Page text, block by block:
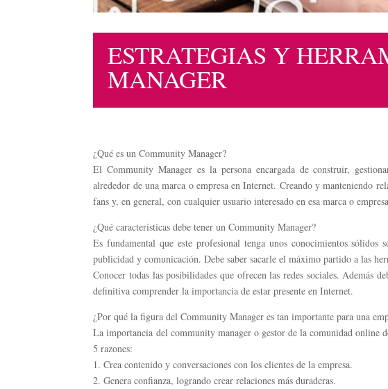
ESTRATEGIAS Y
MANAGER
¿Qué es un Community Manager?
El Community Manager es la persona encargada de construir,
alrededor de una marca o empresa en Internet. Creando y manteniendo
fans y, en general, con cualquier usuario interesado en esa marca o
¿Qué características debe tener un Community Manager?
Es fundamental que este profesional tenga unos conocimientos sólidos
publicidad y comunicación. Debe saber sacarle el máximo partido a las
Conocer todas las posibilidades que ofrecen las redes sociales. Además
definitiva comprender la importancia de estar presente en Internet.
¿Por qué la figura del Community Manager es tan importante para una
La importancia del community manager o gestor de la comunidad online
5 razones:
1. Crea contenido y conversaciones con los clientes de la empresa.
2. Genera confianza, logrando crear relaciones más duraderas.